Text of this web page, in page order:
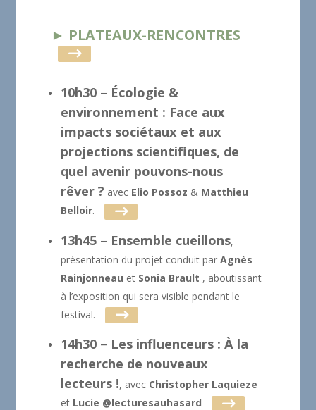
► PLATEAUX-RENCONTRES
10h30 – Écologie &
environnement : Face aux
impacts sociétaux et aux
projections scientifiques, de
quel avenir pouvons-nous
rêver ? avec Elio Possoz & Matthieu
Belloir.
13h45 – Ensemble cueillons,
présentation du projet conduit parAgnès
Rainjonneau et Sonia Brault , aboutissant
à l’exposition qui sera visible pendant le
festival.
14h30 – Les influenceurs : À la
recherche de nouveaux
lecteurs !, avec Christopher Laquieze
et Lucie @lecturesauhasard